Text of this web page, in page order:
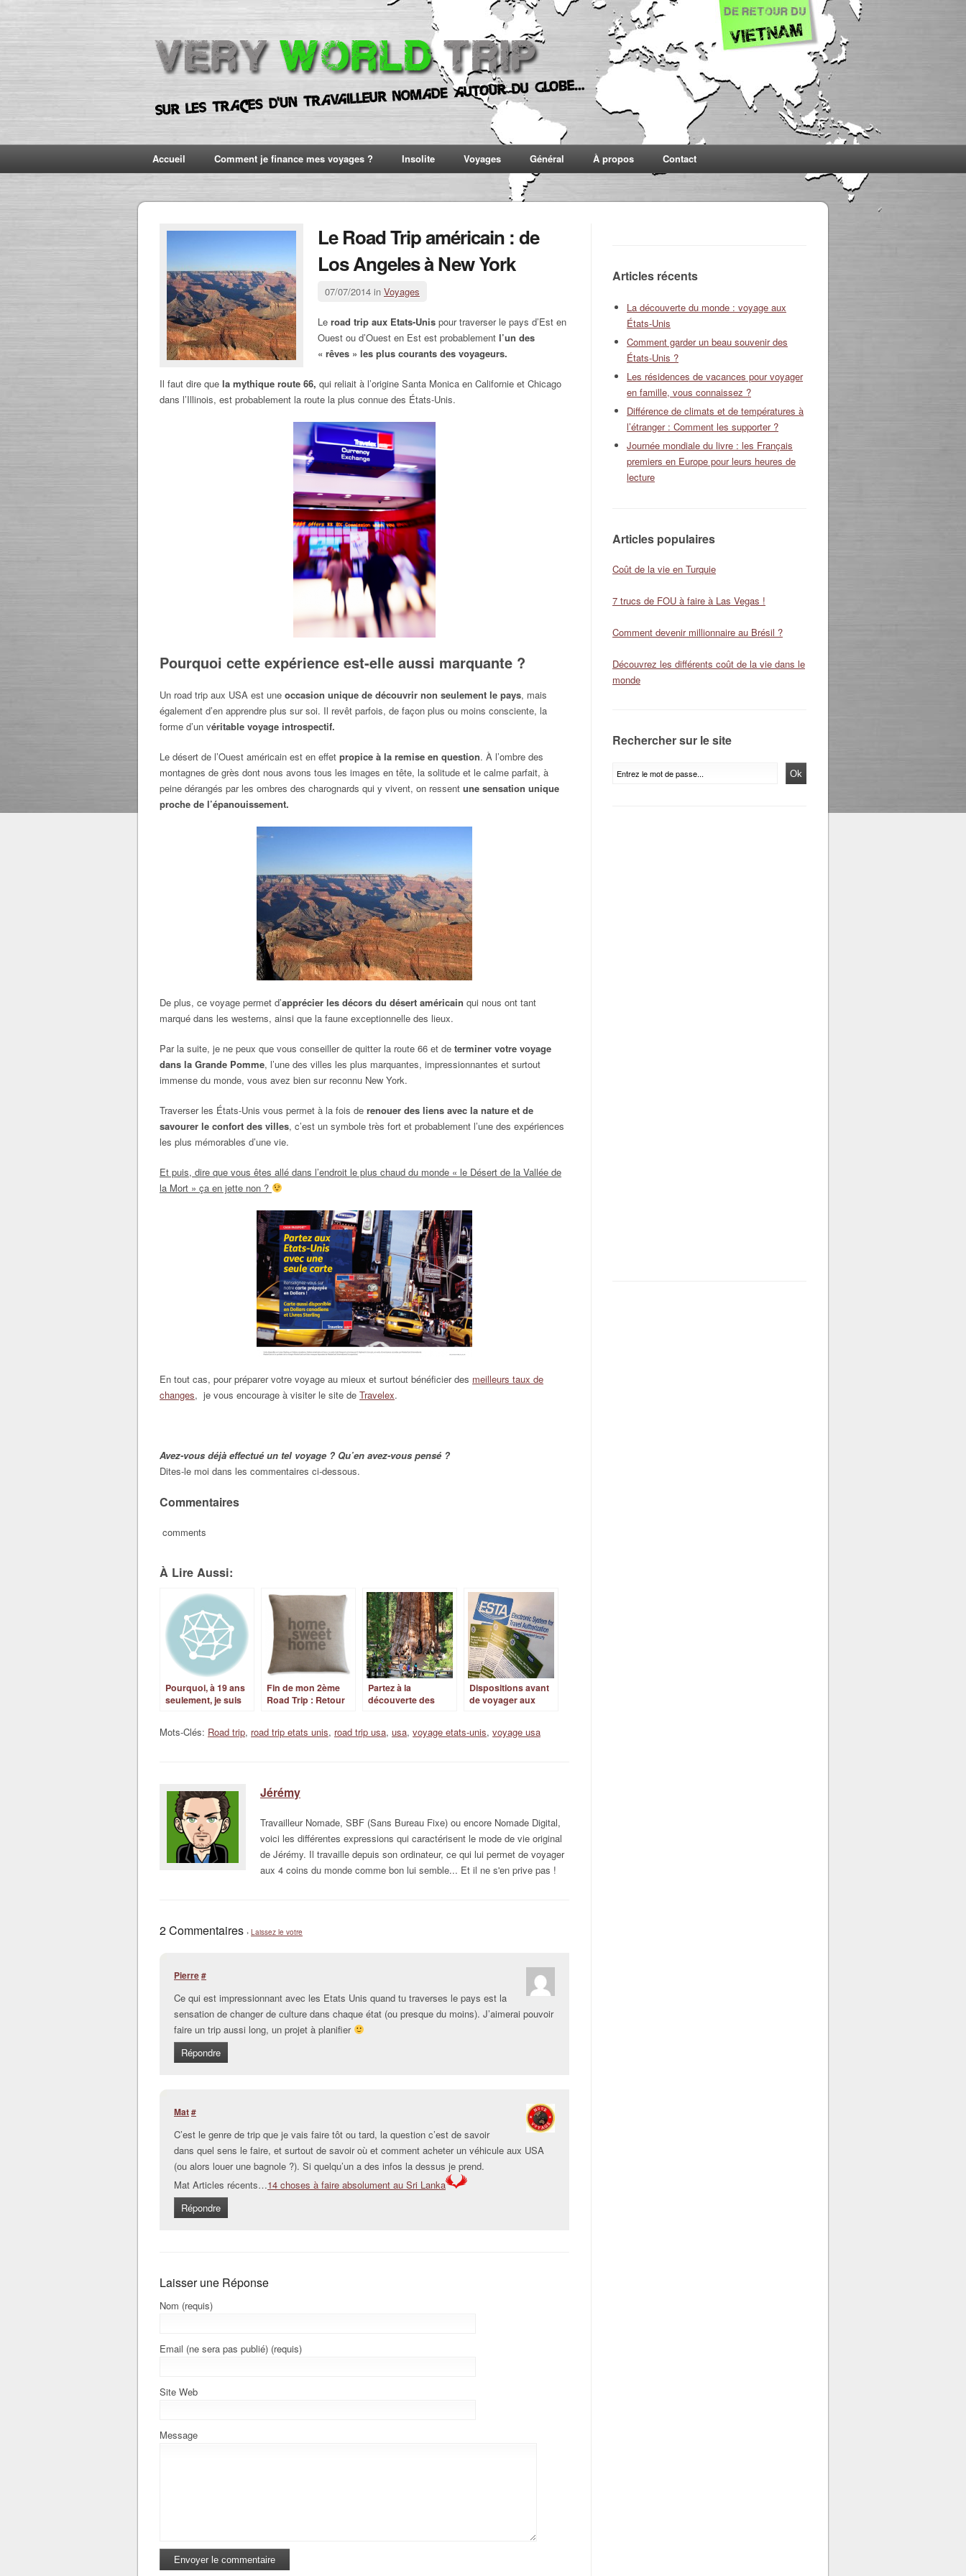
Accueil Comment je finance mes voyages ? Insolite Voyages Général À propos Contact
Le Road Trip américain : de
Los Angeles à New York
07/07/2014 in Voyages
Le road trip aux Etats-Unis pour traverser le pays d’Est en
Ouest ou d’Ouest en Est est probablement l’un des
« rêves » les plus courants des voyageurs.
Il faut dire que la mythique route 66, qui reliait à l’origine Santa Monica en Californie et Chicago
dans l’Illinois, est probablement la route la plus connue des États-Unis.
Pourquoi cette expérience est-elle aussi marquante ?
Un road trip aux USA est une occasion unique de découvrir non seulement le pays, mais
également d’en apprendre plus sur soi. Il revêt parfois, de façon plus ou moins consciente, la
forme d’un véritable voyage introspectif.
Le désert de l’Ouest américain est en effet propice à la remise en question. À l’ombre des
montagnes de grès dont nous avons tous les images en tête, la solitude et le calme parfait, à
peine dérangés par les ombres des charognards qui y vivent, on ressent une sensation unique
proche de l’épanouissement.
De plus, ce voyage permet d’apprécier les décors du désert américain qui nous ont tant
marqué dans les westerns, ainsi que la faune exceptionnelle des lieux.
Par la suite, je ne peux que vous conseiller de quitter la route 66 et de terminer votre voyage
dans la Grande Pomme, l’une des villes les plus marquantes, impressionnantes et surtout
immense du monde, vous avez bien sur reconnu New York.
Traverser les États-Unis vous permet à la fois de renouer des liens avec la nature et de
savourer le confort des villes, c’est un symbole très fort et probablement l’une des expériences
les plus mémorables d’une vie.
Et puis, dire que vous êtes allé dans l’endroit le plus chaud du monde « le Désert de la Vallée de
la Mort » ça en jette non ?
En tout cas, pour préparer votre voyage au mieux et surtout bénéficier des meilleurs taux de
changes, je vous encourage à visiter le site de Travelex.
Avez-vous déjà effectué un tel voyage ? Qu’en avez-vous pensé ?
Dites-le moi dans les commentaires ci-dessous.
Commentaires
comments
À Lire Aussi:
Pourquoi, à 19 ans
seulement, je suis
kangourous?
Fin de mon 2ème
Road Trip : Retour
Partez à la
découverte des
Dispositions avant
de voyager aux
Mots-Clés: Road trip, road trip etats unis, road trip usa, usa, voyage etats-unis, voyage usa
Jérémy
Travailleur Nomade, SBF (Sans Bureau Fixe) ou encore Nomade Digital,
voici les différentes expressions qui caractérisent le mode de vie original
de Jérémy. Il travaille depuis son ordinateur, ce qui lui permet de voyager
aux 4 coins du monde comme bon lui semble... Et il ne s'en prive pas !
2 Commentaires › Laissez le votre
Pierre#
Ce qui est impressionnant avec les Etats Unis quand tu traverses le pays est la
sensation de changer de culture dans chaque état (ou presque du moins). J’aimerai pouvoir
faire un trip aussi long, un projet à planifier
Répondre
Mat#
C’est le genre de trip que je vais faire tôt ou tard, la question c’est de savoir
dans quel sens le faire, et surtout de savoir où et comment acheter un véhicule aux USA
(ou alors louer une bagnole ?). Si quelqu’un a des infos la dessus je prend.
Mat Articles récents…14 choses à faire absolument au Sri Lanka
Répondre
Laisser une Réponse
Nom (requis)
Email (ne sera pas publié) (requis)
Site Web
Message
Articles récents
La découverte du monde : voyage aux
États-Unis
Comment garder un beau souvenir des
États-Unis ?
Les résidences de vacances pour voyager
en famille, vous connaissez ?
Différence de climats et de températures à
l’étranger : Comment les supporter ?
Journée mondiale du livre : les Français
premiers en Europe pour leurs heures de
lecture
Articles populaires
Coût de la vie en Turquie
7 trucs de FOU à faire à Las Vegas !
Comment devenir millionnaire au Brésil ?
Découvrez les différents coût de la vie dans le
monde
Rechercher sur le site